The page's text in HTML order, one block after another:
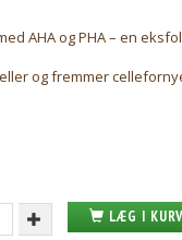
AHA og PHA – en
og fremmer
LÆG I KURV